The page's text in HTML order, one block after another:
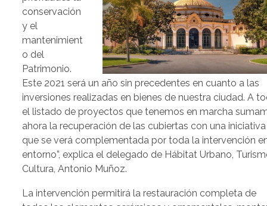
conservación
y el
mantenimient
o del
Patrimonio.
Este 2021 será un año sin precedentes en cuanto a las
inversiones realizadas en bienes de nuestra ciudad. A
el listado de proyectos que tenemos en marcha
ahora la recuperación de las cubiertas con una iniciativa
que se verá complementada por toda la intervención
entorno”, explica el delegado de Hábitat Urbano,
Cultura, Antonio Muñoz.
La intervención permitirá la restauración completa de